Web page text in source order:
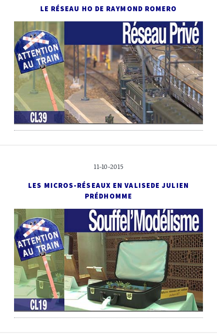
LE RÉSEAU HO DE RAYMOND ROMERO
11-10-2015
LES MICROS-RÉSEAUX EN VALISEDE JULIEN
PRÉDHOMME